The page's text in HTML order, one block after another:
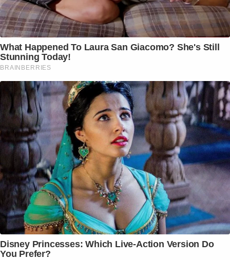
What Happened To Laura San Giacomo? She's Still
Stunning Today!
BRAINBERRIES
Disney Princesses: Which Live-Action Version Do
You Prefer?